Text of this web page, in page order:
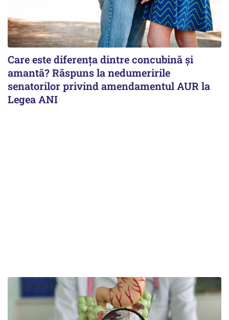
Care este diferența dintre concubină și
amantă? Răspuns la nedumeririle
senatorilor privind amendamentul AUR la
Legea ANI